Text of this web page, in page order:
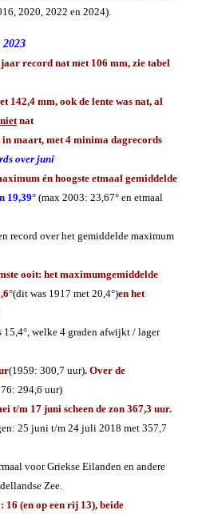
2020, 2022 en 2024).
2023
jaar record nat met 106 mm, zie tabel
142,4 mm, ook de lente was nat, al
nietnat
in maart, met 4 minima dagrecords
over juni
én hoogste etmaal gemiddelde
19,39°(max 2003: 23,67° en etmaal
record over het gemiddelde maximum
ooit: het maximumgemiddelde
(dit was 1917 met 20,4°)en het
welke 4 graden afwijkt / lager
(1959: 300,7 uur). Over de
294,6 uur)
t/m 17 juni scheen de zon 367,3 uur.
25 juni t/m 24 juli 2018 met 357,7
voor Griekse Eilanden en andere
Zee.
16 (en op een rij 13), beide